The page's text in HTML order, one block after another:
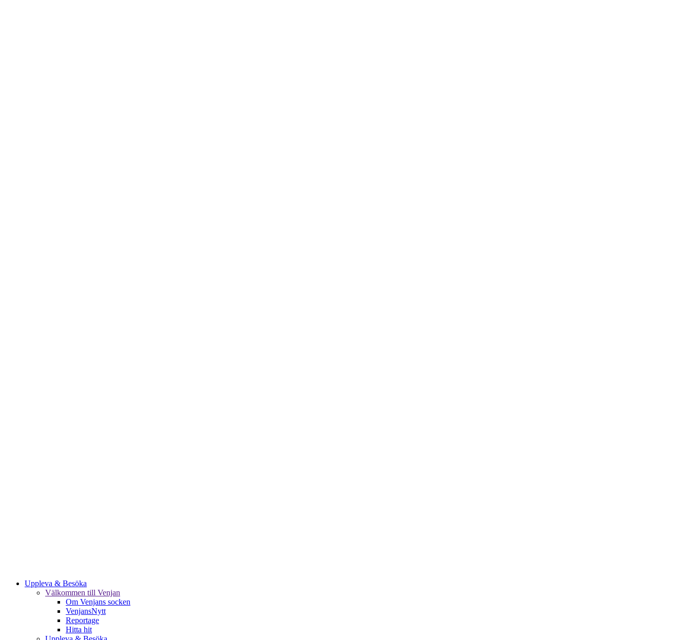
Uppleva & Besöka
Välkommen till Venjan
Om Venjans socken
VenjansNytt
Reportage
Hitta hit